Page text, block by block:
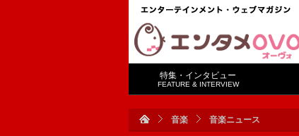
特集・インタビュー
FEATURE & INTERVIEW
音楽 音楽ニュース